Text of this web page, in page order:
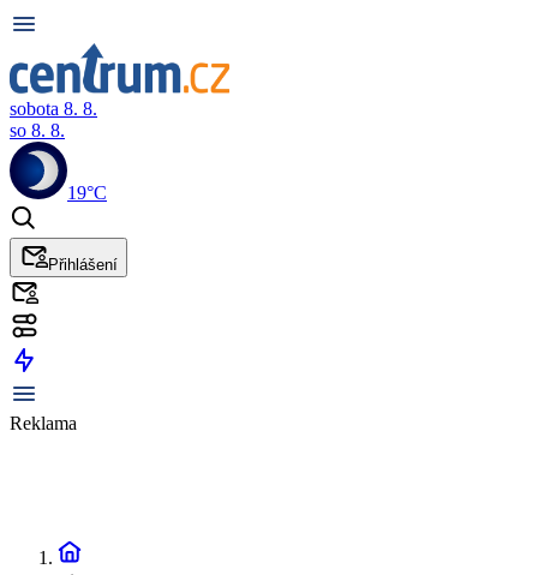
sobota 8. 8.
so 8. 8.
19°C
Přihlášení
Reklama